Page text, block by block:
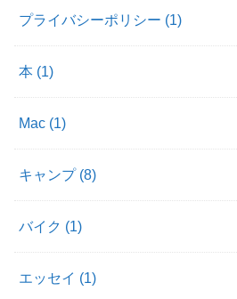
プライバシーポリシー (1)
本 (1)
Mac (1)
キャンプ (8)
バイク (1)
エッセイ (1)